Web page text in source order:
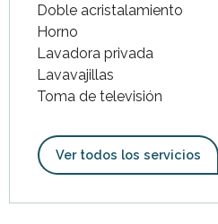
Doble acristalamiento
Horno
Lavadora privada
Lavavajillas
Toma de televisión
Ver todos los servicios